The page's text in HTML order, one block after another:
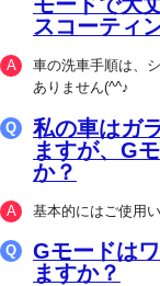
スコーティ
車の洗車手順は、
ありません(^^♪
私の車はガ
ますが、G
か？
基本的にはご使用
Gモードは
ますか？